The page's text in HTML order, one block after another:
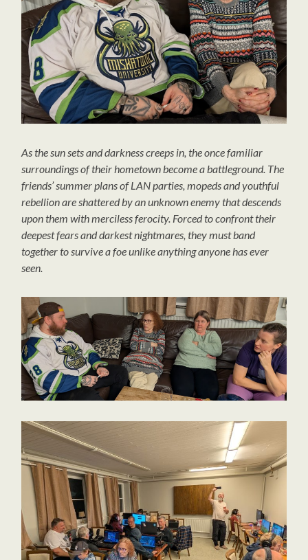
As the sun sets and darkness creeps in, the once familiar
surroundings of their hometown become a battleground. The
friends’ summer plans of LAN parties, mopeds and youthful
rebellion are shattered by an unknown enemy that descends
upon them with merciless ferocity. Forced to confront their
deepest fears and darkest nightmares, they must band
together to survive a foe unlike anything anyone has ever
seen.